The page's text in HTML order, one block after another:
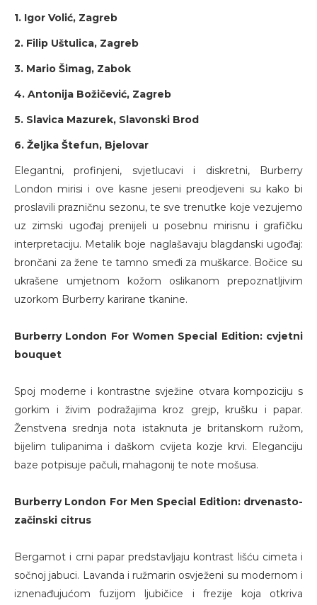
1. Igor Volić, Zagreb
2. Filip Uštulica, Zagreb
3. Mario Šimag, Zabok
4. Antonija Božičević, Zagreb
5. Slavica Mazurek, Slavonski Brod
6. Željka Štefun, Bjelovar
Elegantni, profinjeni, svjetlucavi i diskretni, Burberry
London mirisi i ove kasne jeseni preodjeveni su kako bi
proslavili prazničnu sezonu, te sve trenutke koje vezujemo
uz zimski ugođaj prenijeli u posebnu mirisnu i grafičku
interpretaciju. Metalik boje naglašavaju blagdanski ugođaj:
brončani za žene te tamno smeđi za muškarce. Bočice su
ukrašene umjetnom kožom oslikanom prepoznatljivim
uzorkom Burberry karirane tkanine.
Burberry London For Women Special Edition: cvjetni
bouquet
Spoj moderne i kontrastne svježine otvara kompoziciju s
gorkim i živim podražajima kroz grejp, krušku i papar.
Ženstvena srednja nota istaknuta je britanskom ružom,
bijelim tulipanima i daškom cvijeta kozje krvi. Eleganciju
baze potpisuje pačuli, mahagonij te note mošusa.
Burberry London For Men Special Edition: drvenasto-
začinski citrus
Bergamot i crni papar predstavljaju kontrast lišću cimeta i
sočnoj jabuci. Lavanda i ružmarin osvježeni su modernom i
iznenađujućom fuzijom ljubičice i frezije koja otkriva